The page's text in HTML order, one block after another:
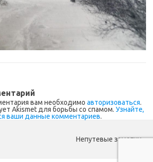
вам необходимо авторизоваться.
Akismet для борьбы со спамом. Узнайте,
ваши данные комментариев.
Непутевые заметки.